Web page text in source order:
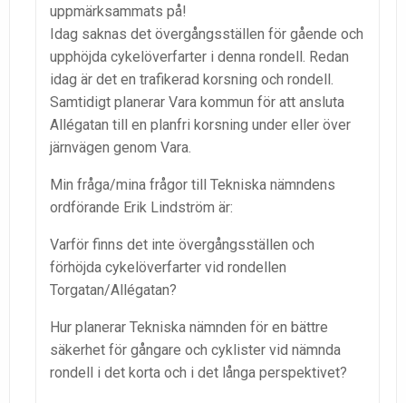
uppmärksammats på!
Idag saknas det övergångsställen för gående och
upphöjda cykelöverfarter i denna rondell. Redan
idag är det en trafikerad korsning och rondell.
Samtidigt planerar Vara kommun för att ansluta
Allégatan till en planfri korsning under eller över
järnvägen genom Vara.
Min fråga/mina frågor till Tekniska nämndens
ordförande Erik Lindström är:
Varför finns det inte övergångsställen och
förhöjda cykelöverfarter vid rondellen
Torgatan/Allégatan?
Hur planerar Tekniska nämnden för en bättre
säkerhet för gångare och cyklister vid nämnda
rondell i det korta och i det långa perspektivet?